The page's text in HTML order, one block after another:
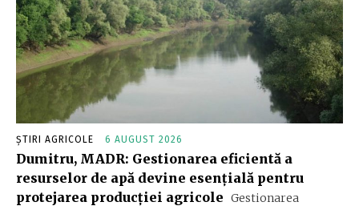
ȘTIRI AGRICOLE 6 AUGUST 2026
Dumitru, MADR: Gestionarea eficientă a
resurselor de apă devine esenţială pentru
protejarea producţiei agricole Gestionarea